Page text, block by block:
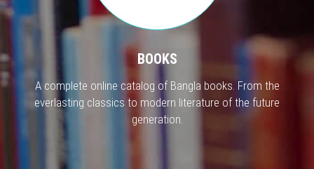
BOOKS
A complete online catalog of Bangla books. From the
everlasting classics to modern literature of the future
generation.